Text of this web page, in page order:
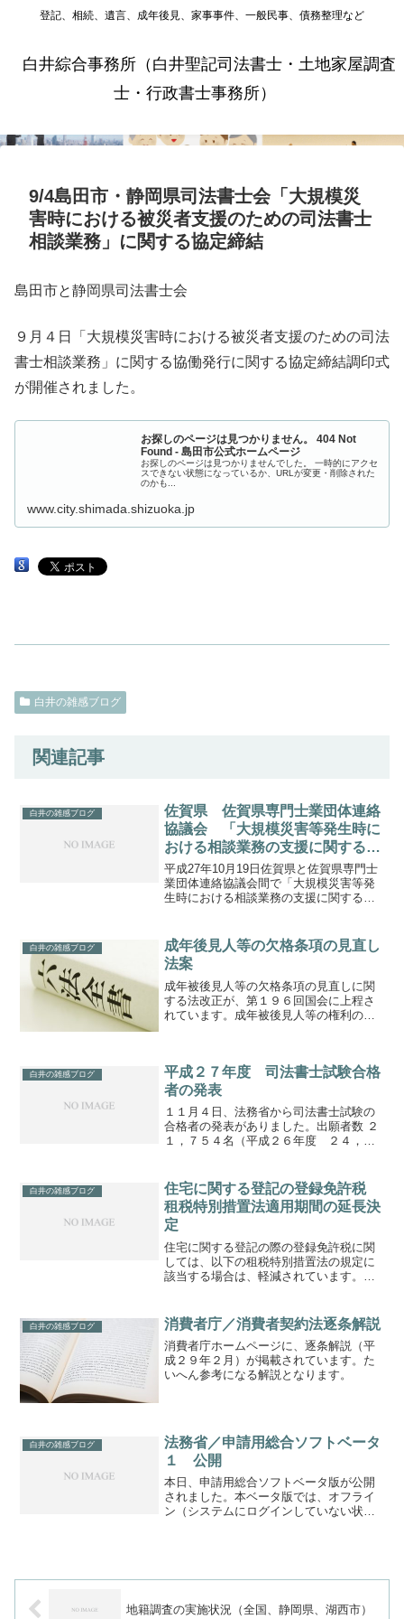
登記、相続、遺言、成年後見、家事事件、一般民事、債務整理など
白井綜合事務所（白井聖記司法書士・土地家屋調査
士・行政書士事務所）
9/4島田市・静岡県司法書士会「大規模災
害時における被災者支援のための司法書士
相談業務」に関する協定締結
島田市と静岡県司法書士会
９月４日「大規模災害時における被災者支援のための司法
書士相談業務」に関する協働発行に関する協定締結調印式
が開催されました。
お探しのページは見つかりません。 404 Not
Found - 島田市公式ホームページ
お探しのページは見つかりませんでした。 一時的にアクセ
スできない状態になっているか、URLが変更・削除された
のかも...
www.city.shimada.shizuoka.jp
白井の雑感ブログ
関連記事
白井の雑感ブログ
佐賀県 佐賀県専門士業団体連絡
協議会 「大規模災害等発生時に
おける相談業務の支援に関する協
定」締結
平成27年10月19日佐賀県と佐賀県専門士
業団体連絡協議会間で「大規模災害等発
生時における相談業務の支援に関する協
(2) 佐賀県行政書士会 (3) 佐賀県司法
書...
白井の雑感ブログ
成年後見人等の欠格条項の見直し
法案
成年被後見人等の欠格条項の見直しに関
する法改正が、第１９６回国会に上程さ
れています。成年被後見人等の権利の制
用の促進に関する法律（平...
白井の雑感ブログ
平成２７年度 司法書士試験合格
者の発表
１１月４日、法務省から司法書士試験の
合格者の発表がありました。出願者数 ２
１，７５４名（平成２６年度 ２４，５
年度 ２０，１３０名、平成２５年度
２２，４９４名）合格者...
白井の雑感ブログ
住宅に関する登記の登録免許税
租税特別措置法適用期間の延長決
定
住宅に関する登記の際の登録免許税に関
しては、以下の租税特別措置法の規定に
該当する場合は、軽減されています。い
会で所得税法等の一部を改正する法律案
が成立し、平成３０年３月...
白井の雑感ブログ 消費者庁／消費者契約法逐条解説
消費者庁ホームページに、逐条解説（平
成２９年２月）が掲載されています。た
いへん参考になる解説となります。
白井の雑感ブログ
法務省／申請用総合ソフトベータ
１ 公開
本日、申請用総合ソフトベータ版が公開
されました。本ベータ版では、オフライ
ン（システムにログインしていない状
地籍調査の実施状況（全国、静岡県、湖西市）